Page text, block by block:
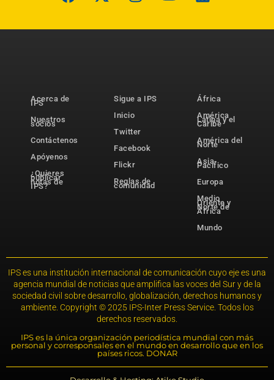
Acerca de
IPS
Nuestros
socios
Contáctenos
Apóyenos
¿Quieres
publicar
notas de
IPS?
Sigue a IPS
Inicio
Twitter
Facebook
Flickr
Reglas de
comunidad
África
América
Latina y el
Caribe
América del
Norte
Asia-
Pacífico
Europa
Medio
Oriente y
Norte de
África
Mundo
IPS es una institución internacional de comunicación cuyo eje es una
agencia mundial de noticias que amplifica las voces del Sur y de la
sociedad civil sobre desarrollo, globalización, derechos humanos y
ambiente. Copyright © 2025 IPS-Inter Press Service. Todos los
derechos reservados.
IPS es la única organización periodística mundial con más
personal y corresponsales en el mundo en desarrollo que en los
países ricos. DONAR